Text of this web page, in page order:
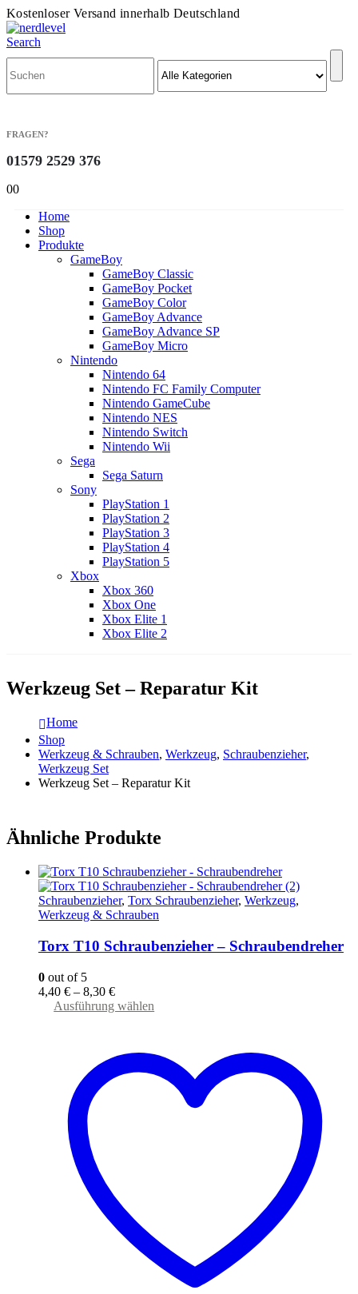
Kostenloser Versand innerhalb Deutschland
Search
FRAGEN?
01579 2529 376
00
Home
Shop
Produkte
GameBoy
GameBoy Classic
GameBoy Pocket
GameBoy Color
GameBoy Advance
GameBoy Advance SP
GameBoy Micro
Nintendo
Nintendo 64
Nintendo FC Family Computer
Nintendo GameCube
Nintendo NES
Nintendo Switch
Nintendo Wii
Sega
Sega Saturn
Sony
PlayStation 1
PlayStation 2
PlayStation 3
PlayStation 4
PlayStation 5
Xbox
Xbox 360
Xbox One
Xbox Elite 1
Xbox Elite 2
Werkzeug Set – Reparatur Kit
Home
Shop
Werkzeug & Schrauben, Werkzeug, Schraubenzieher,
Werkzeug Set
Werkzeug Set – Reparatur Kit
Ähnliche Produkte
Schraubenzieher, Torx Schraubenzieher, Werkzeug,
Werkzeug & Schrauben
Torx T10 Schraubenzieher – Schraubendreher
0 out of 5
4,40 € – 8,30 €
Ausführung wählen
Varianten
auf.
Die
Optionen